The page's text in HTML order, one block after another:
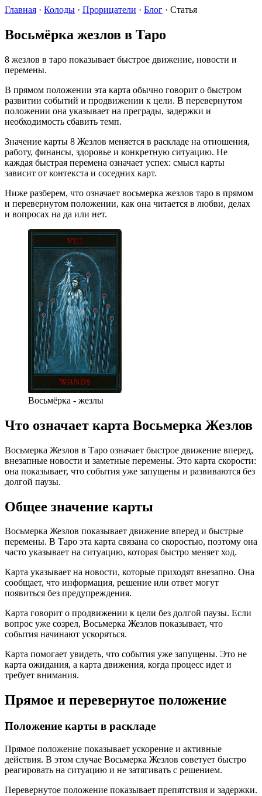
Главная · Колоды · Прорицатели · Блог · Статья
Восьмёрка жезлов в Таро
8 жезлов в таро показывает быстрое движение, новости и
перемены.
В прямом положении эта карта обычно говорит о быстром
развитии событий и продвижении к цели. В перевернутом
положении она указывает на преграды, задержки и
необходимость сбавить темп.
Значение карты 8 Жезлов меняется в раскладе на отношения,
работу, финансы, здоровье и конкретную ситуацию. Не
каждая быстрая перемена означает успех: смысл карты
зависит от контекста и соседних карт.
Ниже разберем, что означает восьмерка жезлов таро в прямом
и перевернутом положении, как она читается в любви, делах
и вопросах на да или нет.
Восьмёрка - жезлы
Что означает карта Восьмерка Жезлов
Восьмерка Жезлов в Таро означает быстрое движение вперед,
внезапные новости и заметные перемены. Это карта скорости:
она показывает, что события уже запущены и развиваются без
долгой паузы.
Общее значение карты
Восьмерка Жезлов показывает движение вперед и быстрые
перемены. В Таро эта карта связана со скоростью, поэтому она
часто указывает на ситуацию, которая быстро меняет ход.
Карта указывает на новости, которые приходят внезапно. Она
сообщает, что информация, решение или ответ могут
появиться без предупреждения.
Карта говорит о продвижении к цели без долгой паузы. Если
вопрос уже созрел, Восьмерка Жезлов показывает, что
события начинают ускоряться.
Карта помогает увидеть, что события уже запущены. Это не
карта ожидания, а карта движения, когда процесс идет и
требует внимания.
Прямое и перевернутое положение
Положение карты в раскладе
Прямое положение показывает ускорение и активные
действия. В этом случае Восьмерка Жезлов советует быстро
реагировать на ситуацию и не затягивать с решением.
Перевернутое положение показывает препятствия и задержки.